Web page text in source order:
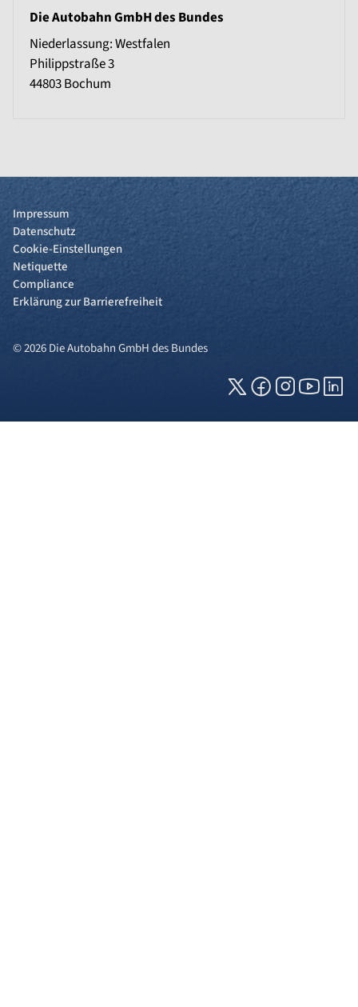
Die Autobahn GmbH des Bundes
Niederlassung: Westfalen
Philippstraße 3
44803Bochum
Impressum
Datenschutz
Cookie-Einstellungen
Netiquette
Compliance
Erklärung zur Barrierefreiheit
© 2026 Die Autobahn GmbH des Bundes